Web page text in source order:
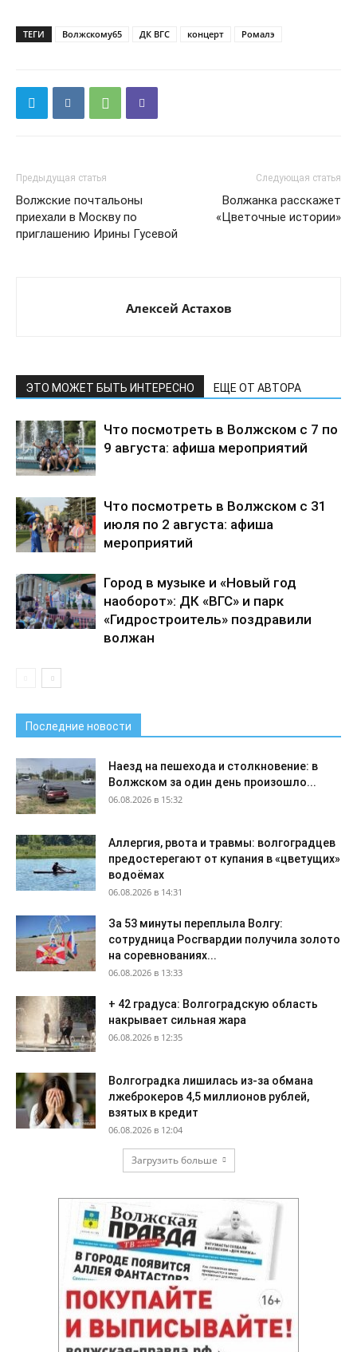
ТЕГИ Волжскому65 ДК ВГС концерт Ромалэ
Предыдущая статья
Волжские почтальоны
приехали в Москву по
приглашению Ирины Гусевой
Следующая статья
Волжанка расскажет
«Цветочные истории»
Алексей Астахов
ЭТО МОЖЕТ БЫТЬ ИНТЕРЕСНО ЕЩЕ ОТ АВТОРА
Что посмотреть в Волжском с 7 по
9 августа: афиша мероприятий
Что посмотреть в Волжском с 31
июля по 2 августа: афиша
мероприятий
Город в музыке и «Новый год
наоборот»: ДК «ВГС» и парк
«Гидростроитель» поздравили
волжан
Последние новости
Наезд на пешехода и столкновение: в
Волжском за один день произошло...
06.08.2026 в 15:32
Аллергия, рвота и травмы: волгоградцев
предостерегают от купания в «цветущих»
водоёмах
06.08.2026 в 14:31
За 53 минуты переплыла Волгу:
сотрудница Росгвардии получила золото
на соревнованиях...
06.08.2026 в 13:33
+ 42 градуса: Волгоградскую область
накрывает сильная жара
06.08.2026 в 12:35
Волгоградка лишилась из-за обмана
лжеброкеров 4,5 миллионов рублей,
взятых в кредит
06.08.2026 в 12:04
Загрузить больше